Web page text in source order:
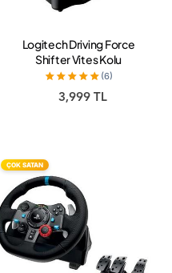
Logitech Driving Force
Shifter Vites Kolu
(6)
3,999 TL
ÇOK SATAN